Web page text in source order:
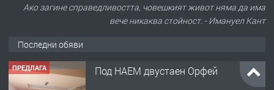
Ако загине справедливостта, човешкият живот няма да има
вече никаква стойност. - Имануел Кант
Последни обяви
ПРЕДЛАГА Под НАЕМ двустаен Орфей